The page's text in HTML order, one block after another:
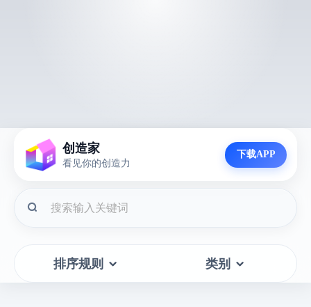
创造家
看见你的创造力
下载APP
排序规则 类别